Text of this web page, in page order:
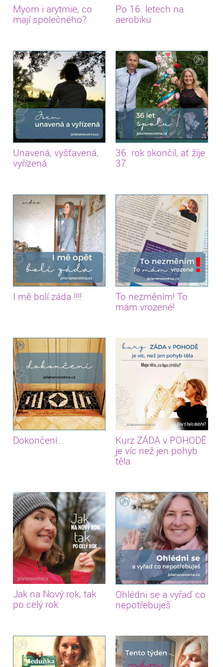
Myom i arytmie, co
mají společného?
Po 16. letech na
aerobiku
Unavená, vyšťavená,
vyřízená
36. rok skončil, ať žije
37
I mě bolí záda !!!!
To nezměním! To
mám vrozené!
Dokončení...
Kurz ZÁDA v POHODĚ
je víc než jen pohyb
těla
Jak na Nový rok, tak
po celý rok
Ohlédni se a vyřaď co
nepotřebuješ